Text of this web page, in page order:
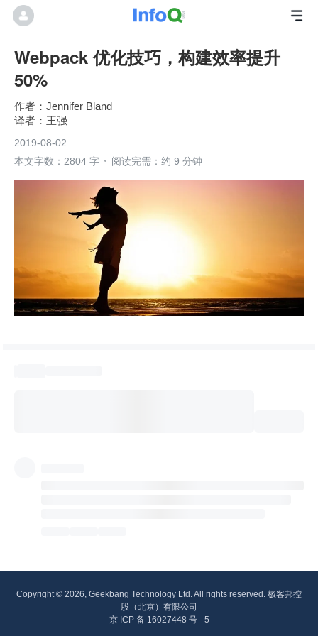
Webpack 优化技巧，构建效率提升
50%
Jennifer Bland
王强
2019-08-02
本文字数：2804 字
阅读完需：约 9 分钟
Copyright © 2026, Geekbang Technology Ltd. All rights reserved. 极客邦控
股（北京）有限公司
京 ICP 备 16027448 号 - 5